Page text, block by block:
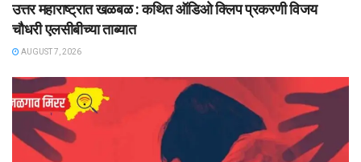
उत्तर महाराष्ट्रात खळबळ : कथित ऑडिओ क्लिप प्रकरणी विजय
चौधरी एलसीबीच्या ताब्यात
AUGUST 7, 2026